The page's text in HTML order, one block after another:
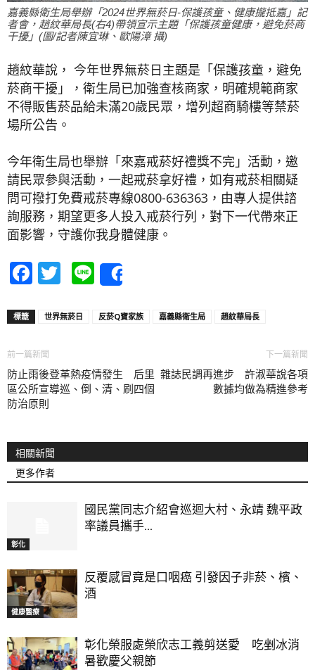
嘉義縣衛生局舉辦「2024世界無菸日-保護孩童、健康攏抵嘉」記
者會，趙紋華局長(右4)帶領宣示主題「保護孩童健康，避免菸商
干擾」(圖/記者陳宜琳、歐陽漳 攝)
趙紋華說， 今年世界無菸日主題是「保護孩童，避免
菸商干擾」，衛生局已加強查核商家，明確規範商家
不得販售菸品給未滿20歲民眾，增列超商騎樓等禁菸
場所公告。
今年衛生局也舉辦「來嘉戒菸好禮獎不完」活動，邀
請民眾參與活動，一起戒菸拿好禮，如有戒菸相關疑
問可撥打免費戒菸專線0800-636363，由專人提供諮
詢服務，期望更多人投入戒菸行列，對下一代帶來正
面影響，守護你我身體健康。
Facebook
Twitter
Line
標籤 世界無菸日 反菸Q寶家族 嘉義縣衛生局 趙紋華局長
前一篇新聞
防止雨後登革熱疫情發生 后里
區公所宣導巡、倒、清、刷四個
防治原則
下一篇新聞
雜誌民調再進步 許淑華說各項
數據均做為精進參考
相關新聞
更多作者
彰化
國民黨同志介紹會巡迴大村、永靖 魏平政
率議員攜手...
健康醫療
反覆感冒竟是口咽癌 引發因子非菸、檳、
酒
彰化榮服處榮欣志工義剪送愛 吃剉冰消
暑歡慶父親節